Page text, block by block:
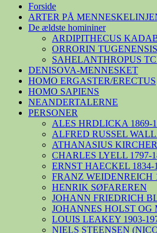
Forside
ARTER PÅ
De ældste homininer
ARDIPITHECUS
ORRORIN TUGENENSIS
SAHELANTHROPUS
DENISOVA-MENNESKET
HOMO ERGASTER/ERECTUS
HOMO SAPIENS
NEANDERTALERNE
PERSONER
ALES HRDLICKA 1869-
ALFRED RUSSEL
ATHANASIUS KIRCHER
CHARLES LYELL 1797-
ERNST HAECKEL 1834-
FRANZ WEIDENREICH
HENRIK SØFAREREN
JOHANN FRIEDRICH
JOHANNES HOLST OG
LOUIS LEAKEY 1903-
NIELS STEENSEN